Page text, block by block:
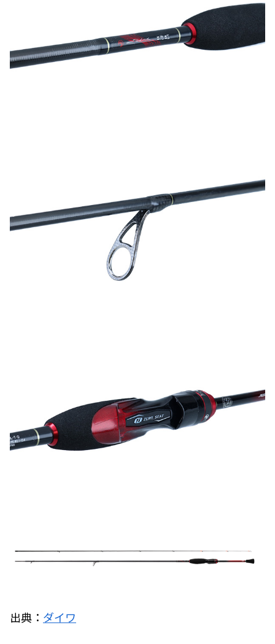
出典： ダイワ